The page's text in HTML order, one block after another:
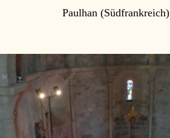
Paulhan (Südfrankreich)